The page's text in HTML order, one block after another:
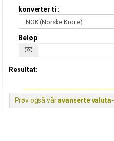
konverter til:
Beløp:
Resultat:
Prøv også våravanserte valuta-